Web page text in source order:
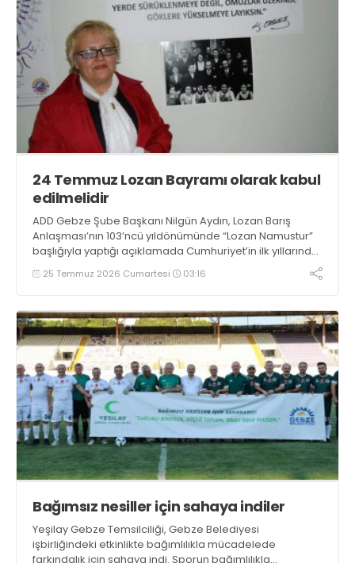
24 Temmuz Lozan Bayramı olarak kabul
edilmelidir
ADD Gebze Şube Başkanı Nilgün Aydın, Lozan Barış
Anlaşması’nın 103’ncü yıldönümünde “Lozan Namustur”
başlığıyla yaptığı açıklamada Cumhuriyet’in ilk yıllarında
“Lozan Barış Günü” olarak kutlanan 24 Temmuz’un Lozan
Bayramı kabul edilmesini önerdi
25 Temmuz 2026 Cumartesi 03:16
Bağımsız nesiller için sahaya indiler
Yeşilay Gebze Temsilciliği, Gebze Belediyesi
işbirliğindeki etkinlikte bağımlılıkla mücadelede
farkındalık için sahaya indi. Sporun bağımlılıkla